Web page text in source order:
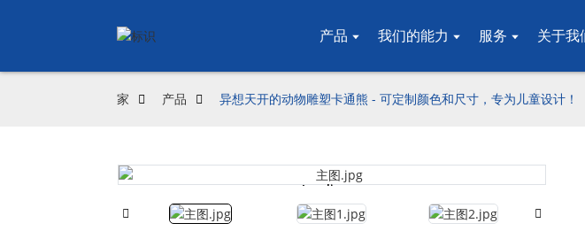
产品 我们的能力 服务 关于我
家 产品 异想天开的动物雕塑卡通熊 - 可定制颜色和尺寸，专为儿童设计！
Loading...
Loading...